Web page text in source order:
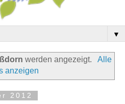
▼
werden angezeigt.
Alle
anzeigen
2012